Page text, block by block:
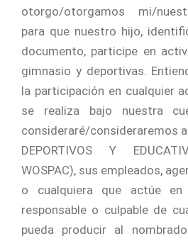
otorgo/otorgamos mi/
para que nuestro hijo,
documento, participe en
gimnasio y deportivas.
la participación en cualquier
se realiza bajo nuestra
consideraré/consideraremos al
DEPORTIVOS Y
WOSPAC), sus empleados,
o cualquiera que actúe
responsable o culpable de
pueda producir al